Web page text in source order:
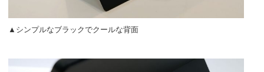
▲シンプルなブラックでクールな背面